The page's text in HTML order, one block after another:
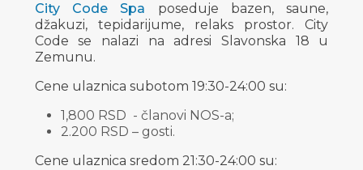
City Code Spa poseduje bazen, saune,
džakuzi, tepidarijume, relaks prostor. City
Code se nalazi na adresi Slavonska 18 u
Zemunu.
Cene ulaznica subotom 19:30-24:00 su:
1,800 RSD - članovi NOS-a;
2.200 RSD – gosti.
Cene ulaznica sredom 21:30-24:00 su: